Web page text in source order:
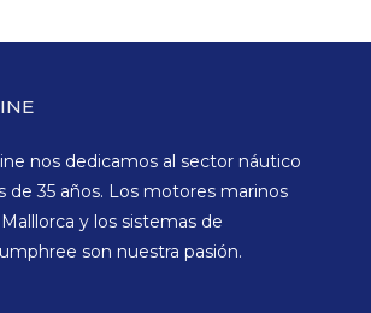
nos dedicamos al sector náutico
de 35 años. Los motores marinos
y los sistemas de
son nuestra pasión.